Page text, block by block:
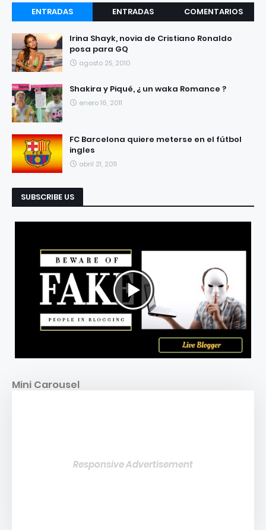
ENTRADAS
RECIENTES
ENTRADAS
COMENTARIOS
Irina Shayk, novia de Cristiano Ronaldo
posa para GQ
agosto 25, 2010
Shakira y Piqué, ¿ un waka Romance ?
enero 16, 2011
FC Barcelona quiere meterse en el fútbol
ingles
abril 21, 2011
SUBSCRIBE US
Mini Carousel
Responsive Advertisement